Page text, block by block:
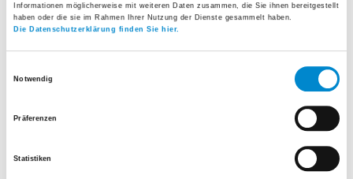
Informationen möglicherweise mit weiteren Daten zusammen, die Sie ihnen bereitgestellt
haben oder die sie im Rahmen Ihrer Nutzung der Dienste gesammelt haben.
Die Datenschutzerklärung finden Sie hier.
Notwendig
Präferenzen
Statistiken